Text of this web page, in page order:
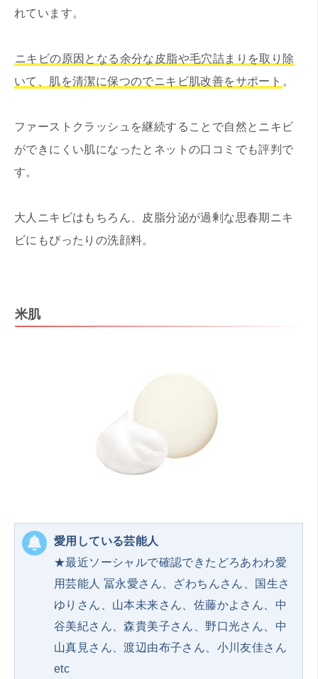
れています。
ニキビの原因となる余分な皮脂や毛穴詰まりを取り除
いて、肌を清潔に保つのでニキビ肌改善をサポート 。
ファーストクラッシュを継続することで自然とニキビ
ができにくい肌になったとネットの口コミでも評判で
す。
大人ニキビはもちろん、皮脂分泌が過剰な思春期ニキ
ビにもぴったりの洗顔料。
米肌
愛用している芸能人
★最近ソーシャルで確認できたどろあわわ愛
用芸能人 冨永愛さん、ざわちんさん、国生さ
ゆりさん、山本未来さん、佐藤かよさん、中
谷美紀さん、森貴美子さん、野口光さん、中
山真見さん、渡辺由布子さん、小川友佳さん
etc